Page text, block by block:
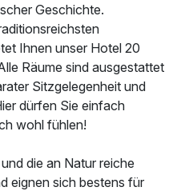
Geschichte.
Ihnen unser Hotel 20
Räume sind ausgestattet
Sitzgelegenheit und
dürfen Sie einfach
wohl fühlen!
die an Natur reiche
eignen sich bestens für